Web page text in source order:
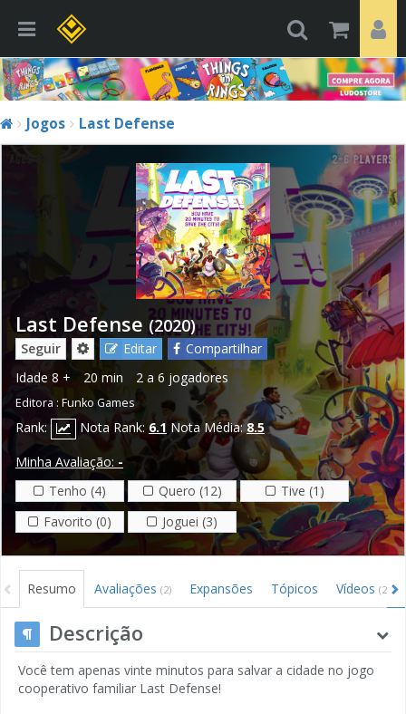
Jogos Last Defense
Last Defense (2020)
Seguir Editar
Compartilhar
Idade 8 + 20 min 2 a 6 jogadores
Editora : Funko Games
Rank: Nota Rank: 6.1 Nota Média:8.5
Minha Avaliação: -
Tenho (4)
Quero (12)
Tive (1)
Favorito (0)
Joguei (3)
Resumo Avaliações (2) Expansões Tópicos Vídeos (2)
Descrição
Você tem apenas vinte minutos para salvar a cidade no jogo
cooperativo familiar Last Defense!